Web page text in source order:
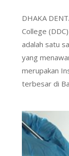
DHAKA
College
adalah satu
yang
merupakan
terbesar di